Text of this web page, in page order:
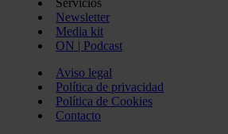
Newsletter
Media kit
ON | Podcast
Aviso legal
Política de privacidad
Política de Cookies
Contacto